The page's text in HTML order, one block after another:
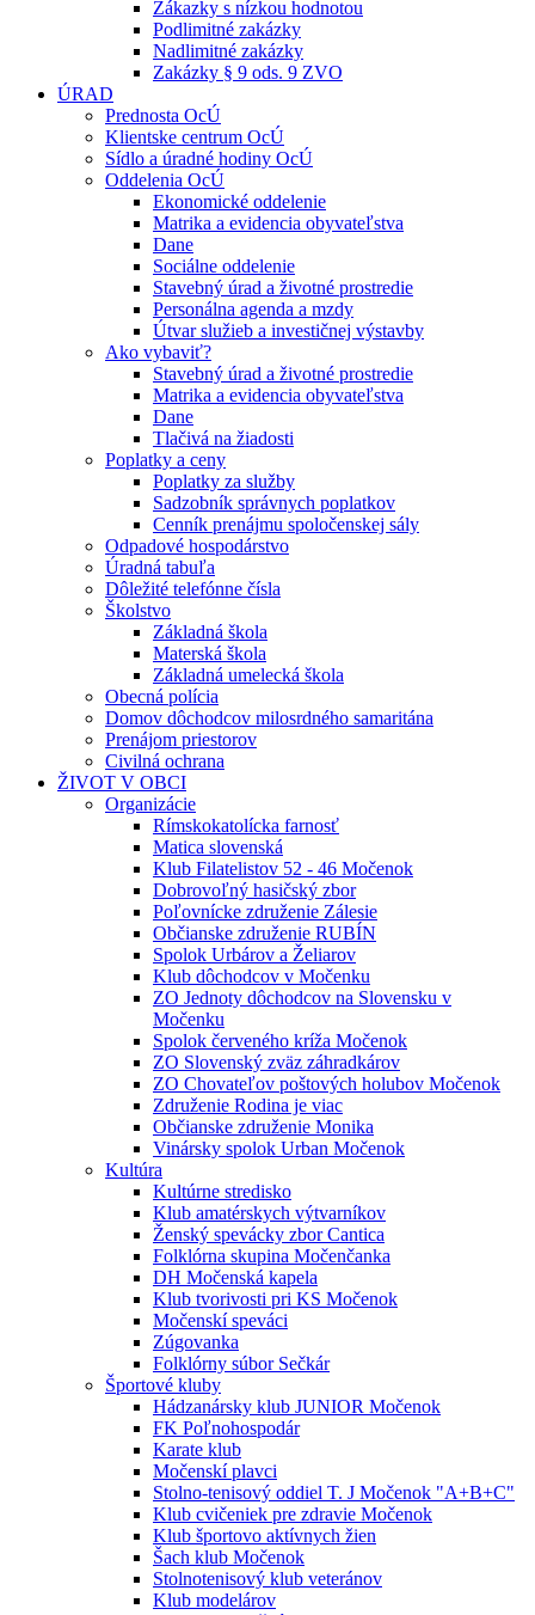
Zákazky s nízkou hodnotou
Podlimitné zakázky
Nadlimitné zakázky
Zakázky § 9 ods. 9 ZVO
ÚRAD
Prednosta OcÚ
Klientske centrum OcÚ
Sídlo a úradné hodiny OcÚ
Oddelenia OcÚ
Ekonomické oddelenie
Matrika a evidencia obyvateľstva
Dane
Sociálne oddelenie
Stavebný úrad a životné prostredie
Personálna agenda a mzdy
Útvar služieb a investičnej výstavby
Ako vybaviť?
Stavebný úrad a životné prostredie
Matrika a evidencia obyvateľstva
Dane
Tlačivá na žiadosti
Poplatky a ceny
Poplatky za služby
Sadzobník správnych poplatkov
Cenník prenájmu spoločenskej sály
Odpadové hospodárstvo
Úradná tabuľa
Dôležité telefónne čísla
Školstvo
Základná škola
Materská škola
Základná umelecká škola
Obecná polícia
Domov dôchodcov milosrdného samaritána
Prenájom priestorov
Civilná ochrana
ŽIVOT V OBCI
Organizácie
Rímskokatolícka farnosť
Matica slovenská
Klub Filatelistov 52 - 46 Močenok
Dobrovoľný hasičský zbor
Poľovnícke združenie Zálesie
Občianske združenie RUBÍN
Spolok Urbárov a Želiarov
Klub dôchodcov v Močenku
ZO Jednoty dôchodcov na Slovensku v
Močenku
Spolok červeného kríža Močenok
ZO Slovenský zväz záhradkárov
ZO Chovateľov poštových holubov Močenok
Združenie Rodina je viac
Občianske združenie Monika
Vinársky spolok Urban Močenok
Kultúra
Kultúrne stredisko
Klub amatérskych výtvarníkov
Ženský spevácky zbor Cantica
Folklórna skupina Močenčanka
DH Močenská kapela
Klub tvorivosti pri KS Močenok
Močenskí speváci
Zúgovanka
Folklórny súbor Sečkár
Športové kluby
Hádzanársky klub JUNIOR Močenok
FK Poľnohospodár
Karate klub
Močenskí plavci
Stolno-tenisový oddiel T. J Močenok "A+B+C"
Klub cvičeniek pre zdravie Močenok
Klub športovo aktívnych žien
Šach klub Močenok
Stolnotenisový klub veteránov
Klub modelárov